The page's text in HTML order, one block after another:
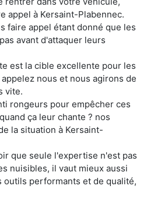
appel à Kersaint-Plabennec.
faire appel étant donné que les
avant d'attaquer leurs
est la cible excellente pour les
nous et nous agirons de
vite.
rongeurs pour empêcher ces
ça leur chante ? nos
la situation à Kersaint-
que seule l'expertise n'est pas
nuisibles, il vaut mieux aussi
outils performants et de qualité,